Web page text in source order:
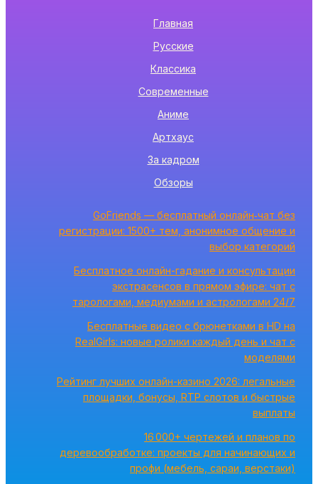
Главная
Русские
Классика
Современные
Аниме
Артхаус
За кадром
Обзоры
GoFriends — бесплатный онлайн‑чат без
регистрации: 1500+ тем, анонимное общение и
выбор категорий
Бесплатное онлайн-гадание и консультации
экстрасенсов в прямом эфире: чат с
тарологами, медиумами и астрологами 24/7
Бесплатные видео с брюнетками в HD на
RealGirls: новые ролики каждый день и чат с
моделями
Рейтинг лучших онлайн-казино 2026: легальные
площадки, бонусы, RTP слотов и быстрые
выплаты
16 000+ чертежей и планов по
деревообработке: проекты для начинающих и
профи (мебель, сараи, верстаки)